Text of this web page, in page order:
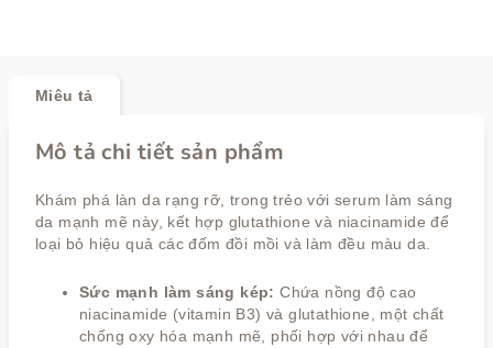
Miêu tả
Mô tả chi tiết sản phẩm
Khám phá làn da rạng rỡ, trong trẻo với serum làm sáng
da mạnh mẽ này, kết hợp glutathione và niacinamide để
loại bỏ hiệu quả các đốm đồi mồi và làm đều màu da.
Sức mạnh làm sáng kép: Chứa nồng độ cao
niacinamide (vitamin B3) và glutathione, một chất
chống oxy hóa mạnh mẽ, phối hợp với nhau để